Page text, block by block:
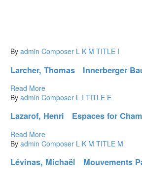
By admin Composer L K M TITLE I
Larcher, Thomas Innerberger
Read More
By admin Composer L I TITLE E
Lazarof, Henri Espaces for
Read More
By admin Composer L K M TITLE M
Lévinas, Michaël Mouvements